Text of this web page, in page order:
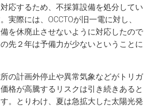
応するため、不採算設備を処分してい
実際には、OCCTOが旧一電に対し、
を休廃止させないように対応したので
先２年は予備力が少ないということに
の計画外停止や異常気象などがトリガ
格が高騰するリスクは引き続きあると
。とりわけ、夏は急拡大した太陽光発